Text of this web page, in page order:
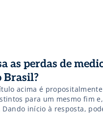
as perdas de
Brasil?
acima é
para um mesmo fim
início à resposta,